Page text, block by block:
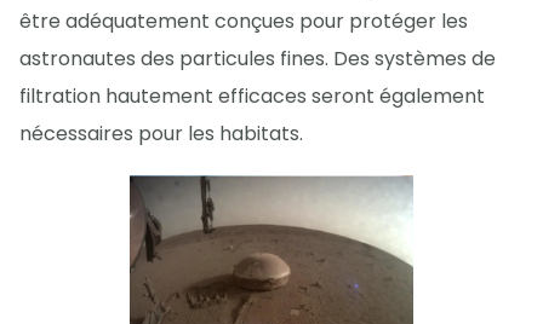
être adéquatement conçues pour protéger les
astronautes des particules fines. Des systèmes de
filtration hautement efficaces seront également
nécessaires pour les habitats.